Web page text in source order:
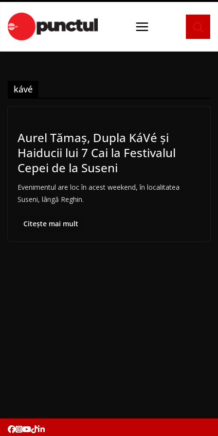
conținut
kávé
Aurel Tămaș, Dupla KáVé și
Haiducii lui 7 Cai la Festivalul
Cepei de la Suseni
Evenimentul are loc în acest weekend, în localitatea
Suseni, lângă Reghin.
Citește mai mult